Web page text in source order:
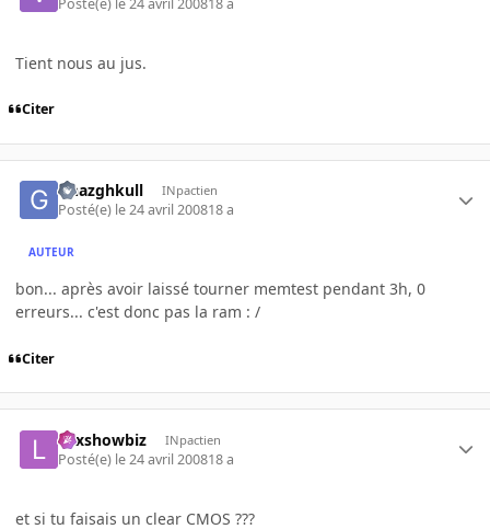
Tient nous au jus.
Citer
Ghazghkull INpactien
Posté(e) le 24 avril 200818 a
AUTEUR
bon... après avoir laissé tourner memtest pendant 3h, 0
erreurs... c'est donc pas la ram : /
Citer
Lexshowbiz INpactien
Posté(e) le 24 avril 200818 a
et si tu faisais un clear CMOS ???